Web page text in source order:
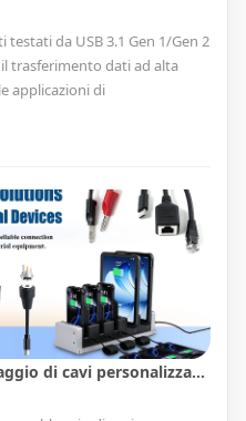
da USB 3.1 Gen 1/Gen 2
il trasferimento dati ad alta
applicazioni di
con cavo tondo standard e tipi
supporta la
elettronica medica,
dispositivi di test e prodotti
Tendenze 2026 dell'assemblaggio di cavi personalizzati: cavi USB-C, Pogo Pin e medicali